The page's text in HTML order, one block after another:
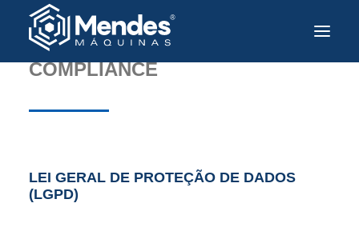
COMPLIANCE
LEI GERAL DE PROTEÇÃO DE DADOS
(LGPD)